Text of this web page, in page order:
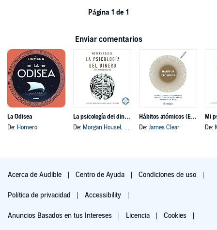
Página 1 de 1
Enviar comentarios
La Odisea
De: Homero
La psicología del dinero
De: Morgan Housel, y otros
Hábitos atómicos (Español neutro)
De: James Clear
Mi
De:
Acerca de Audible Centro de Ayuda Condiciones de uso
Política de privacidad Accessibility
Anuncios Basados en tus Intereses Licencia Cookies